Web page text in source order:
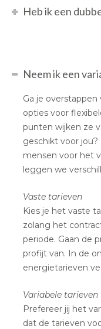
Heb ik een
Neem ik een
Ga je overstappen
opties voor
punten wijken ze
geschikt voor
mensen voor het
leggen we
Vaste tarieven
Kies je het vaste
zolang het
periode. Gaan de
profijt van. In de
energietarieven
Variabele tarieven
Prefereer jij het
dat de tarieven